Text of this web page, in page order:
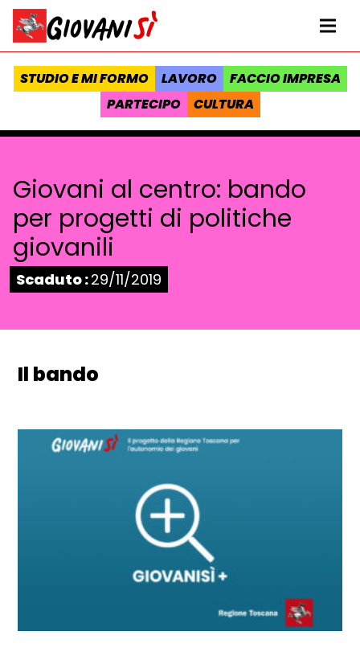
Vai al contenuto
Homepage Giovanisì - Progetto della Regione Toscana
STUDIO E MI FORMO LAVORO
FACCIO IMPRESA
PARTECIPO
CULTURA
Giovani al centro: bando
per progetti di politiche
giovanili
Stato:
Scaduto :29/11/2019
Il bando